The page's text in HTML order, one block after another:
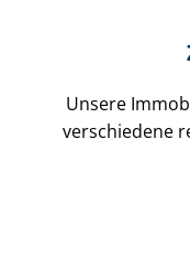
Unsere
verschiedene